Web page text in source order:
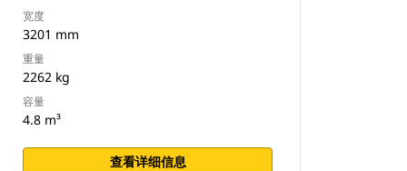
宽度
3201 mm
重量
2262 kg
容量
4.8 m³
查看详细信息